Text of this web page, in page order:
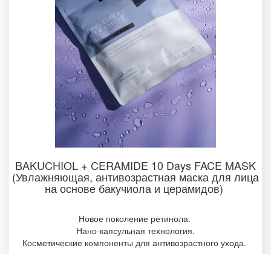
BAKUCHIOL + CERAMIDE 10 Days FACE MASK
(Увлажняющая, антивозрастная маска для лица
на основе бакучиола и церамидов)
Новое поколение ретинола.
Нано-капсульная технология.
Косметические компоненты для антивозрастного ухода.